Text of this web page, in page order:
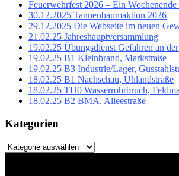
Feuerwehrfest 2026 – Ein
30.12.2025 Tannenbaumaktion 2026
29.12.2025 Die Webseite im neuen
21.02.25 Jahreshauptversammlung
19.02.25 Übungsdienst Gefahren an
19.02.25 B1 Kleinbrand, Markstraße
19.02.25 B3 Industrie/Lager,
18.02.25 B1 Nachschau, Uhlandstraße
18.02.25 TH0 Wasserrohrbruch,
18.02.25 B2 BMA, Alleestraße
Kategorien
Kategorien